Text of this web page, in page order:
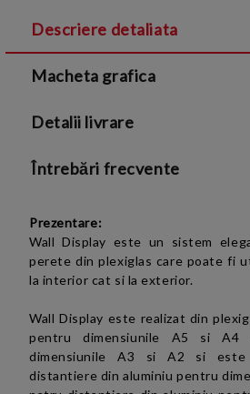
Politica de confidentialitate
Descriere detaliata
Macheta grafica
Detalii livrare
Întrebări frecvente
Prezentare:
Wall Display este un sistem
perete din plexiglas care poate fi
la interior cat si la exterior.
Wall Display este realizat din
pentru dimensiunile A5 si A4
dimensiunile A3 si A2 si
distantiere din aluminiupentru